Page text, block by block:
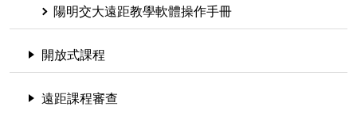
陽明交大遠距教學軟體操作手冊
開放式課程
遠距課程審查